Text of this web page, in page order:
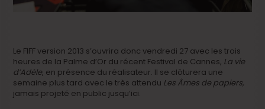
Le FIFF version 2013 s’ouvrira donc vendredi 27 avec les trois
heures de la Palme d’Or du récent Festival de Cannes, La vie
d’Adèle, en présence du réalisateur. Il se clôturera une
semaine plus tard avec le très attendu Les Âmes de papiers,
jamais projeté en public jusqu’ici.